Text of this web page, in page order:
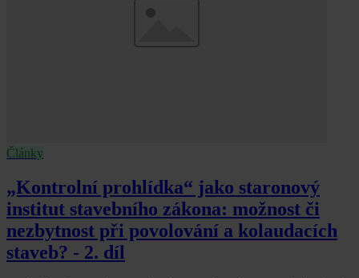
Články
„Kontrolní prohlídka“ jako staronový
institut stavebního zákona: možnost či
nezbytnost při povolování a kolaudacích
staveb? - 2. díl